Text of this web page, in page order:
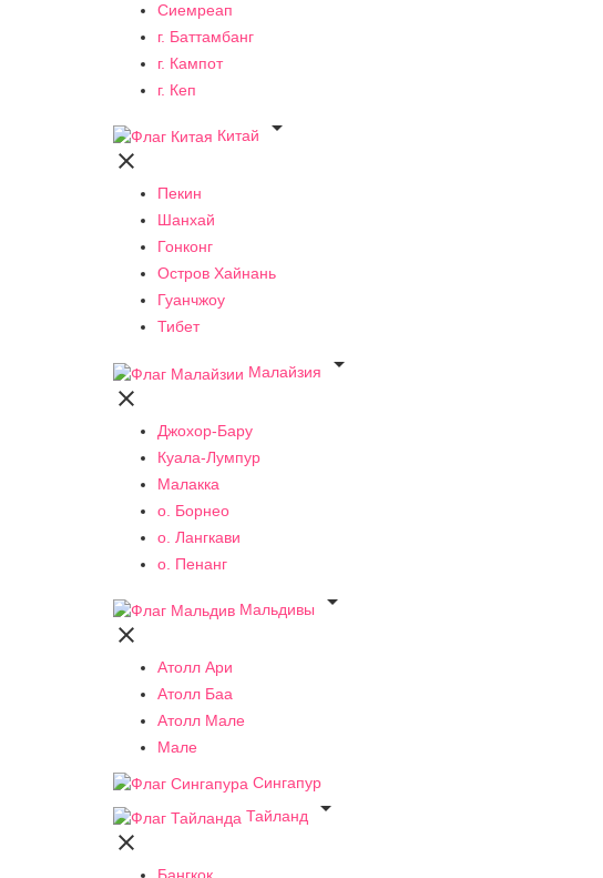
Сиемреап
г. Баттамбанг
г. Кампот
г. Кеп
Китай


Пекин
Шанхай
Гонконг
Остров Хайнань
Гуанчжоу
Тибет
Малайзия


Джохор-Бару
Куала-Лумпур
Малакка
о. Борнео
о. Лангкави
о. Пенанг
Мальдивы


Атолл Ари
Атолл Баа
Атолл Мале
Мале
Сингапур
Тайланд


Бангкок